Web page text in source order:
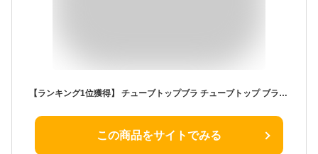
【ランキング1位獲得】 チューブトップブラ チューブトップ ブラトップ カップ付 ベアトップ アジャスター アジャスト インナー ストラップレス 肩紐なし 衣装 ダンス ドレス ブラ ブラジャー ベアトップ トップス ズレない ズレにくい セクシー チューブトップブラジャー
この商品をサイトでみる